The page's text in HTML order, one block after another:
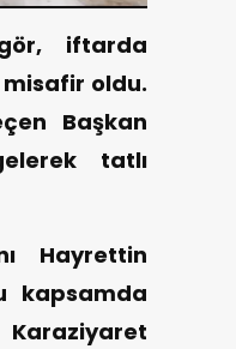
iftarda
oldu.
Başkan
tatlı
Hayrettin
kapsamda